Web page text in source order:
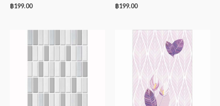
฿199.00 ฿199.00